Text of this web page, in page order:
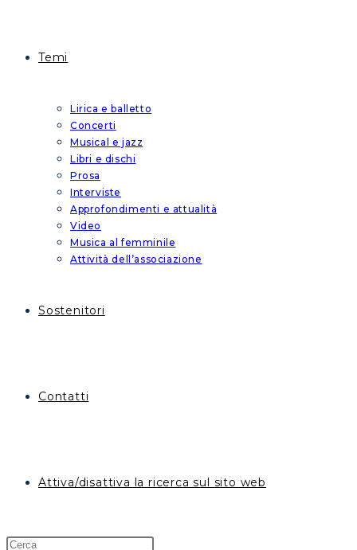
Temi
Lirica e balletto
Concerti
Musical e jazz
Libri e dischi
Prosa
Interviste
Approfondimenti e attualità
Video
Musica al femminile
Attività dell’associazione
Sostenitori
Contatti
Attiva/disattiva la ricerca sul sito web